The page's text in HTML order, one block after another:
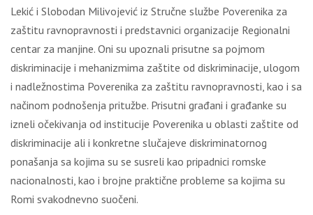
Lekić i Slobodan Milivojević iz Stručne službe Poverenika za
zaštitu ravnopravnosti i predstavnici organizacije Regionalni
centar za manjine. Oni su upoznali prisutne sa pojmom
diskriminacije i mehanizmima zaštite od diskriminacije, ulogom
i nadležnostima Poverenika za zaštitu ravnopravnosti, kao i sa
načinom podnošenja pritužbe. Prisutni građani i građanke su
izneli očekivanja od institucije Poverenika u oblasti zaštite od
diskriminacije ali i konkretne slučajeve diskriminatornog
ponašanja sa kojima su se susreli kao pripadnici romske
nacionalnosti, kao i brojne praktične probleme sa kojima su
Romi svakodnevno suočeni.